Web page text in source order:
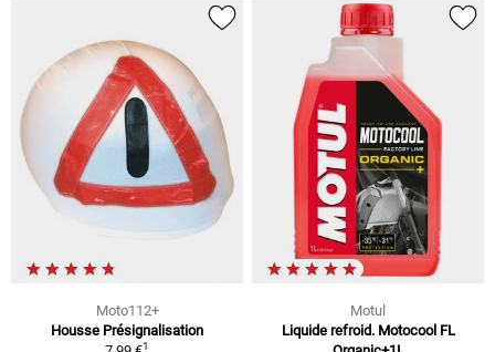
Moto112+
Housse Présignalisation
1
Motul
Liquide refroid. Motocool FL